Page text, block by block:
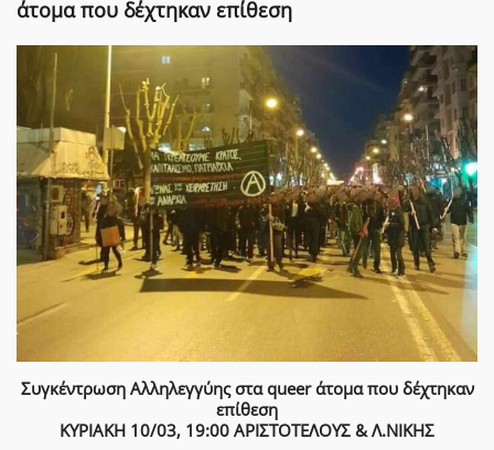
άτομα που δέχτηκαν επίθεση
Συγκέντρωση Αλληλεγγύης στα queer άτομα που δέχτηκαν
επίθεση
ΚΥΡΙΑΚΗ 10/03, 19:00 ΑΡΙΣΤΟΤΕΛΟΥΣ & Λ.ΝΙΚΗΣ